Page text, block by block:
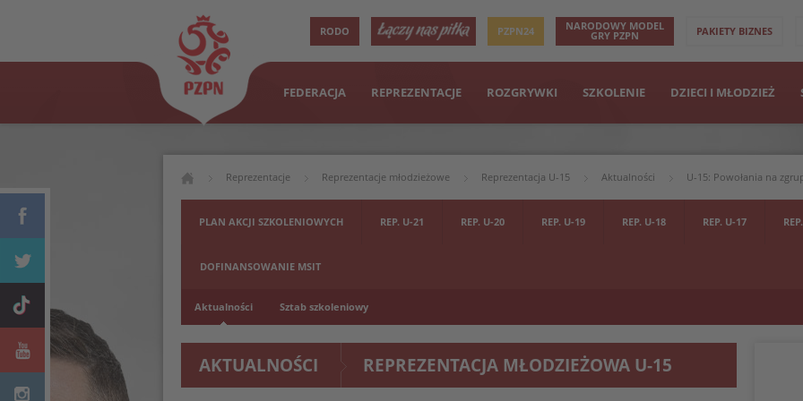
RODO PZPN24 NARODOWY MODEL
GRY PZPN PAKIETY BIZNES
FEDERACJA REPREZENTACJE ROZGRYWKI SZKOLENIE DZIECI I MŁODZIEŻ
Reprezentacje Reprezentacje młodzieżowe Reprezentacja U-15 Aktualności U-15: Powołania na
PLAN AKCJI SZKOLENIOWYCH REP. U-21 REP. U-20 REP. U-19 REP. U-18 REP. U-17
DOFINANSOWANIE MSIT
Aktualności Sztab szkoleniowy
AKTUALNOŚCI REPREZENTACJA MŁODZIEŻOWA U-15